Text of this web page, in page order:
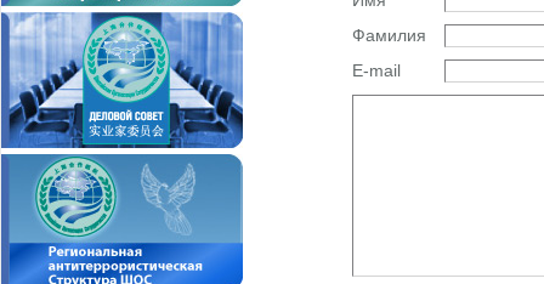
Фамилия
E-mail